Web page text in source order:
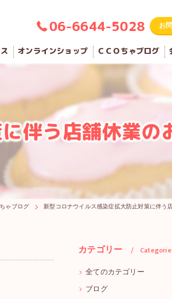
06-6644-5028 お
オンラインショップ ＣＣＯちゃブログ
伴う店舗休業の
ゃブログ 新型コロナウイルス感染症拡大防止対策に伴う
カテゴリー
全てのカテゴリー
ブログ